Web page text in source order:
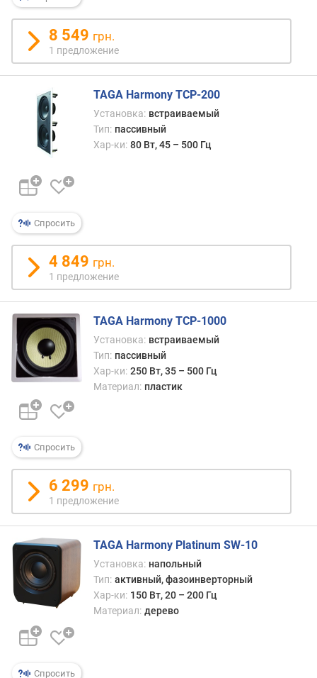
с
.
ч
а
с
о
т
а
ц
)
м
п
е
д
а
н
с
(
О
м
)
к
о
-
в
о
д
и
н
а
м
и
к
о
р
8 549 грн.
1 предложение
Спросить
TAGA Harmony TCP-200
Установка: встраиваемый
Тип: пассивный
Хар-ки: 80 Вт, 45 – 500 Гц
4 849 грн.
1 предложение
Спросить
TAGA Harmony TCP-1000
Установка: встраиваемый
Тип: пассивный
Хар-ки: 250 Вт, 35 – 500 Гц
Материал: пластик
6 299 грн.
1 предложение
Спросить
TAGA Harmony Platinum SW-10
Установка: напольный
Тип: активный, фазоинверторный
Хар-ки: 150 Вт, 20 – 200 Гц
Материал: дерево